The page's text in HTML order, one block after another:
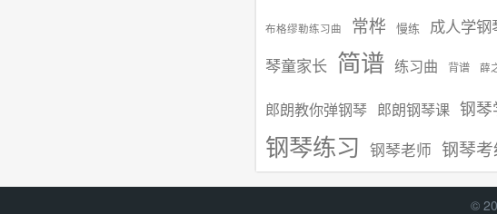
布格缪勒练习曲 常桦 慢练 成人学钢
琴童家长 简谱 练习曲 背谱 薛
郎朗教你弹钢琴 郎朗钢琴课 钢琴
钢琴练习 钢琴老师 钢琴
©